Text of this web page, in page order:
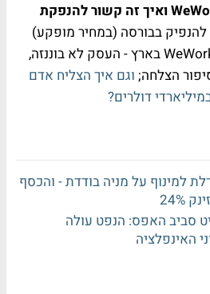
עלייתה ונפילתה של WeWork ואיך זה קשור להנפקת
בבורסה (במחיר מופקע)
עומדת מאחורי פעילות WeWork בארץ - העסק לא בוננזה,
הצלחה; וגם איך הצליח אדם
דולרים?
למינוף על מניה בודדת - והכסף
סביב האפס: הנפט עולה
האינפלציה